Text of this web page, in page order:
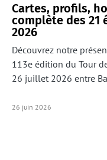
Cartes, profils,
complète des 21
2026
Découvrez notre
113e édition du Tour
26 juillet 2026 entre
26 juin 2026